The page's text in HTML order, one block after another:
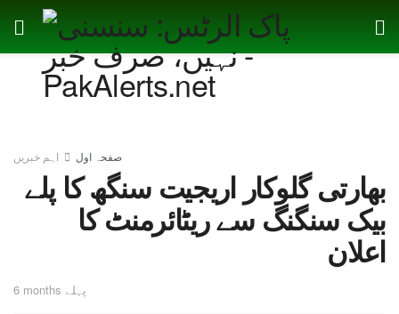
صفحہ اول اہم خبریں
بھارتی گلوکار اریجیت سنگھ کا پلے
بیک سنگنگ سے ریٹائرمنٹ کا
اعلان
6 months پہلے